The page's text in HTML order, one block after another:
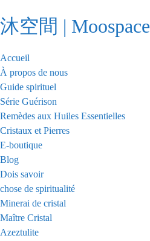
au
contenu
沐空間 | Moospace
Accueil
À propos de nous
Guide spirituel
Série Guérison
Remèdes aux Huiles Essentielles
Cristaux et Pierres
E-boutique
Blog
Dois savoir
chose de spiritualité
Minerai de cristal
Maître Cristal
Azeztulite